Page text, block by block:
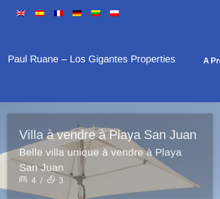
Paul Ruane – Los Gigantes Properties A
Villa à vendre à Playa San Juan
Belle villa unique à vendre à Playa
San Juan
4 / 3